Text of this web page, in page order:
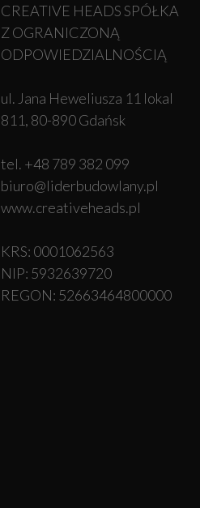
CREATIVE HEADS SPÓŁKA
Z OGRANICZONĄ
ODPOWIEDZIALNOŚCIĄ
ul. Jana Heweliusza 11 lokal
811, 80-890 Gdańsk
tel. +48 789 382 099
biuro@liderbudowlany.pl
www.creativeheads.pl
KRS: 0001062563
NIP: 5932639720
REGON: 52663464800000